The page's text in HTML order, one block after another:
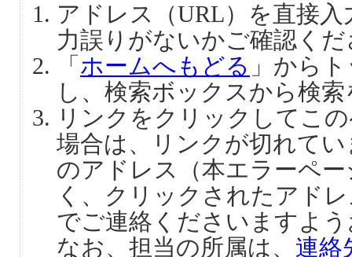
アドレス（URL）を直接
力誤りがないかご確認く
「 ホームへもどる 」から
し、検索ボックスから検
リンクをクリックしてこ
場合は、リンクが切れて
のアドレス（本エラーペ
く、クリックされたアド
でご連絡くださいますよ
なお、担当の所属は、 連絡